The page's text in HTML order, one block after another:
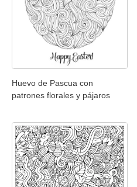
Huevo de Pascua con
patrones florales y pájaros